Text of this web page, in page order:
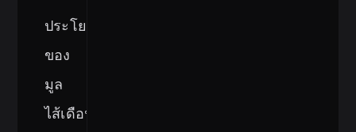
ประโยชน์
ของ
มูล
ไส้เดือน